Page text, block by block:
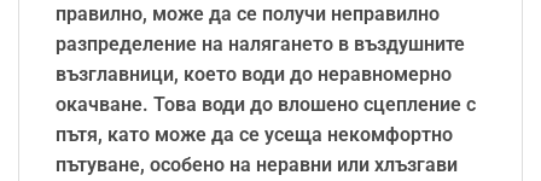
правилно, може да се получи неправилно
разпределение на налягането в въздушните
възглавници, което води до неравномерно
окачване. Това води до влошено сцепление с
пътя, като може да се усеща некомфортно
пътуване, особено на неравни или хлъзгави